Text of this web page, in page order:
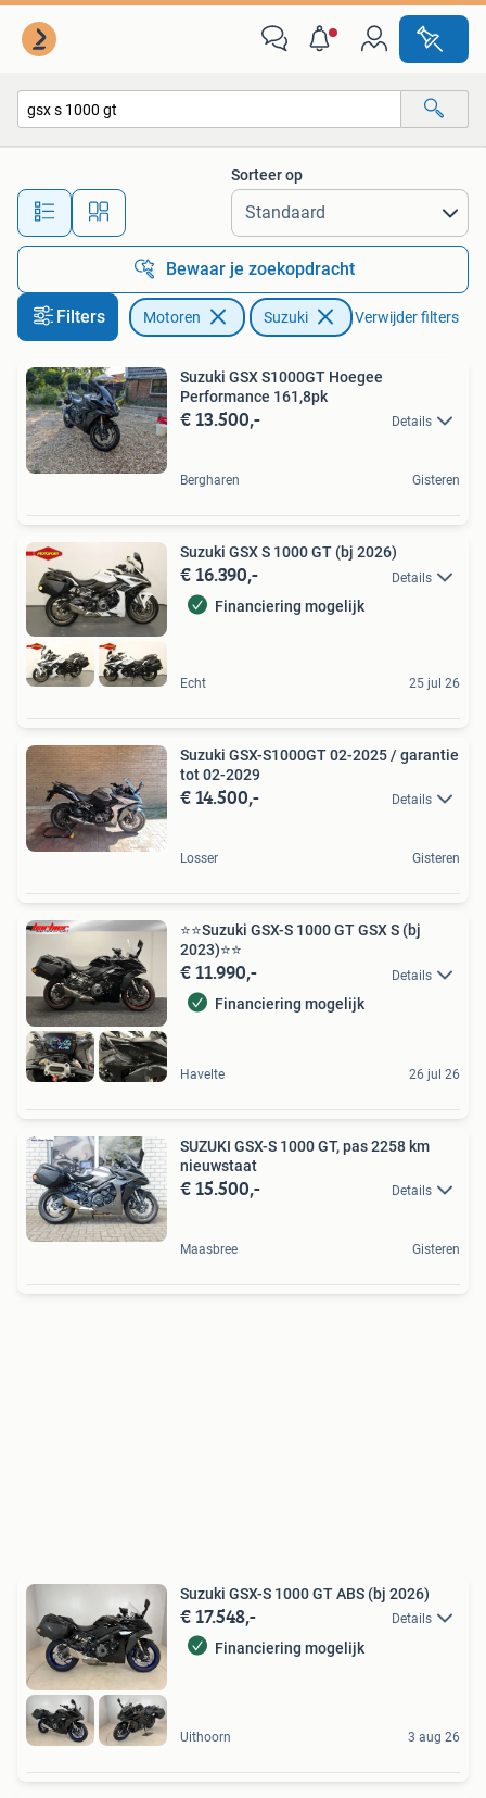
Alle afstanden…
Sorteer op
Bewaar je zoekopdracht
Filters Motoren Suzuki Verwijder filters
Suzuki GSX S1000GT Hoegee
Performance 161,8pk
€ 13.500,- Details
Bergharen Gisteren
Suzuki GSX S 1000 GT (bj 2026)
€ 16.390,- Details
Financiering mogelijk
Echt 25 jul 26
Suzuki GSX-S1000GT 02-2025 / garantie
tot 02-2029
€ 14.500,- Details
Losser Gisteren
⭐️⭐Suzuki GSX-S 1000 GT GSX S (bj
2023)⭐️⭐
€ 11.990,- Details
Financiering mogelijk
Havelte 26 jul 26
SUZUKI GSX-S 1000 GT, pas 2258 km
nieuwstaat
€ 15.500,- Details
Maasbree Gisteren
Suzuki GSX-S 1000 GT ABS (bj 2026)
€ 17.548,- Details
Financiering mogelijk
Uithoorn 3 aug 26